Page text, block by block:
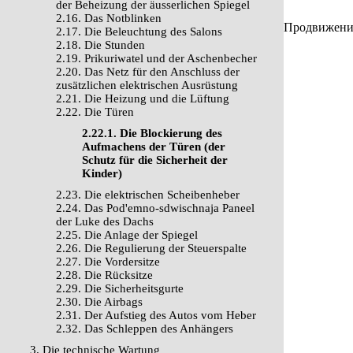
der Beheizung der äusserlichen Spiegel
2.16. Das Notblinken
2.17. Die Beleuchtung des Salons
2.18. Die Stunden
2.19. Prikuriwatel und der Aschenbecher
2.20. Das Netz für den Anschluss der
zusätzlichen elektrischen Ausrüstung
2.21. Die Heizung und die Lüftung
2.22. Die Türen
2.22.1. Die Blockierung des
Aufmachens der Türen (der
Schutz für die Sicherheit der
Kinder)
2.23. Die elektrischen Scheibenheber
2.24. Das Pod'emno-sdwischnaja Paneel
der Luke des Dachs
2.25. Die Anlage der Spiegel
2.26. Die Regulierung der Steuerspalte
2.27. Die Vordersitze
2.28. Die Rücksitze
2.29. Die Sicherheitsgurte
2.30. Die Airbags
2.31. Der Aufstieg des Autos vom Heber
2.32. Das Schleppen des Anhängers
3. Die technische Wartung